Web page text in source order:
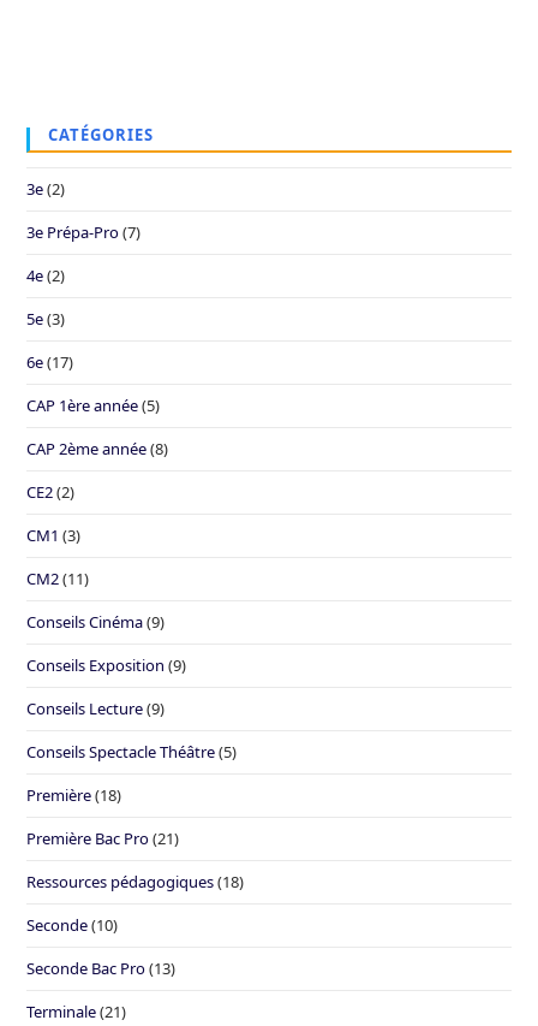
CATÉGORIES
3e(2)
3e Prépa-Pro(7)
4e(2)
5e(3)
6e(17)
CAP 1ère année(5)
CAP 2ème année(8)
CE2(2)
CM1 (3)
CM2(11)
Conseils Cinéma(9)
Conseils Exposition (9)
Conseils Lecture(9)
Conseils Spectacle Théâtre(5)
Première(18)
Première Bac Pro(21)
Ressources pédagogiques(18)
Seconde(10)
Seconde Bac Pro(13)
Terminale(21)